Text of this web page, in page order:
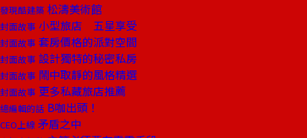
發現酷建築 松濤美術館
封面故事 小型旅店 五星享受
封面故事 套房價格的派對空間
封面故事 設計獨特的秘密私房
封面故事 鬧中取靜的風格精選
封面故事 更多私藏旅店推薦
總編輯的話 B咖出頭！
CEO上線 矛盾之中